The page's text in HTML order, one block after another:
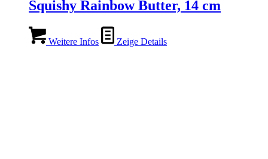
Squishy Rainbow Butter, 14 cm
Weitere Infos Zeige Details